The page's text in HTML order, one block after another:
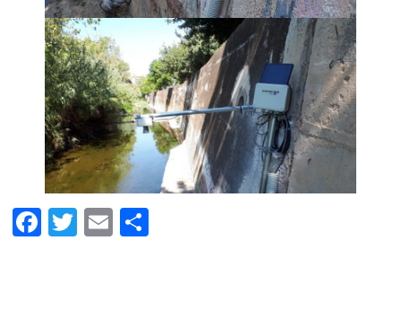
Facebook
Twitter
Email